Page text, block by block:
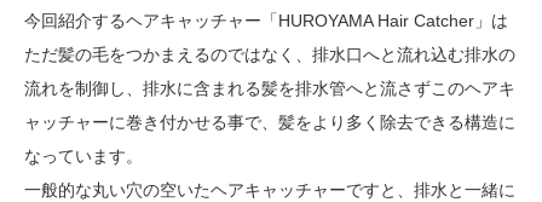
今回紹介するヘアキャッチャー「HUROYAMA Hair Catcher」は
ただ髪の毛をつかまえるのではなく、排水口へと流れ込む排水の
流れを制御し、排水に含まれる髪を排水管へと流さずこのヘアキ
ャッチャーに巻き付かせる事で、髪をより多く除去できる構造に
なっています。
一般的な丸い穴の空いたヘアキャッチャーですと、排水と一緒に